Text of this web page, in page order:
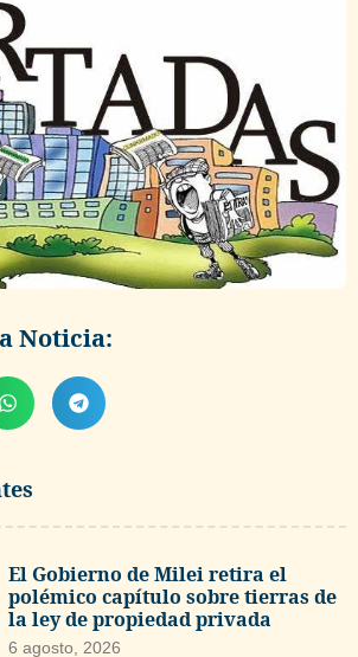
El Gobierno de Milei retira el
polémico capítulo sobre tierras de
la ley de propiedad privada
6 agosto, 2026
Noticia: